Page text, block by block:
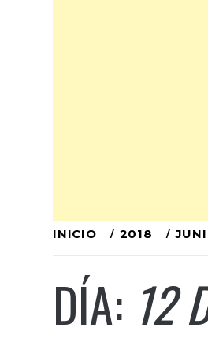
Ir
contenido
INICIO 2018
DÍA: 12